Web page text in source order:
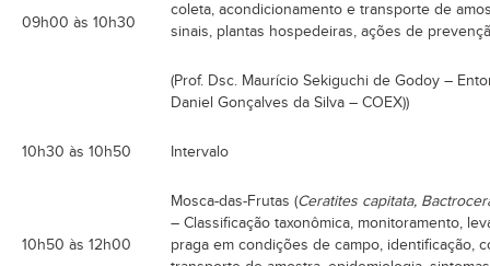
09h00 às 10h30
coleta, acondicionamento e transporte de
sinais, plantas hospedeiras, ações de
(Prof. Dsc. Maurício Sekiguchi de Godoy –
Daniel Gonçalves da Silva – COEX))
10h30 às 10h50 Intervalo
10h50 às 12h00
Mosca-das-Frutas (Ceratites capitata,
– Classificação taxonômica, monitoramento,
praga em condições de campo, identificação,